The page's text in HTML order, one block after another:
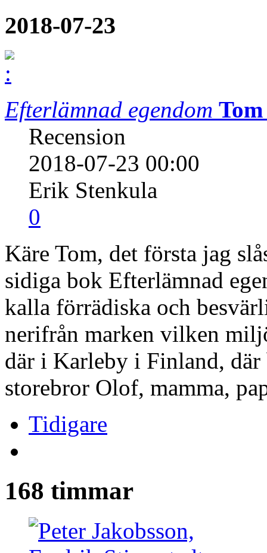
2018-07-23
Efterlämnad egendom
Recension
2018-07-23 00:00
Erik Stenkula
0
Käre Tom, det första jag
sidiga bok Efterlämnad
kalla förrädiska och
nerifrån marken vilken
där i Karleby i Finland, där
storebror Olof, mamma,
Tidigare
168 timmar